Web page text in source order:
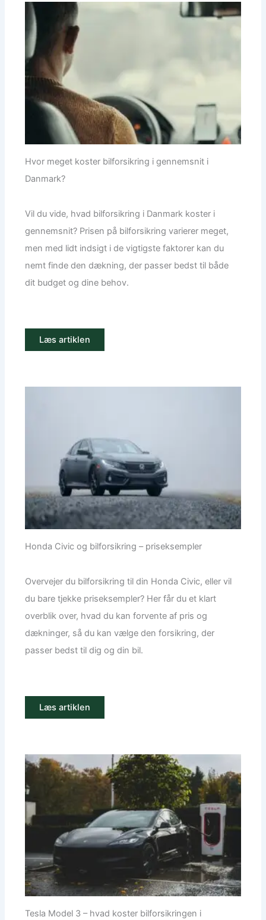
Hvor meget koster bilforsikring i gennemsnit i
Danmark?
Vil du vide, hvad bilforsikring i Danmark koster i
gennemsnit? Prisen på bilforsikring varierer meget,
men med lidt indsigt i de vigtigste faktorer kan du
nemt finde den dækning, der passer bedst til både
dit budget og dine behov.
Læs artiklen
Honda Civic og bilforsikring – priseksempler
Overvejer du bilforsikring til din Honda Civic, eller vil
du bare tjekke priseksempler? Her får du et klart
overblik over, hvad du kan forvente af pris og
dækninger, så du kan vælge den forsikring, der
passer bedst til dig og din bil.
Læs artiklen
Tesla Model 3 – hvad koster bilforsikringen i